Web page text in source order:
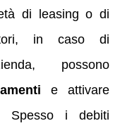
di leasing o di
in caso di
possono
e attivare
Spesso i debiti